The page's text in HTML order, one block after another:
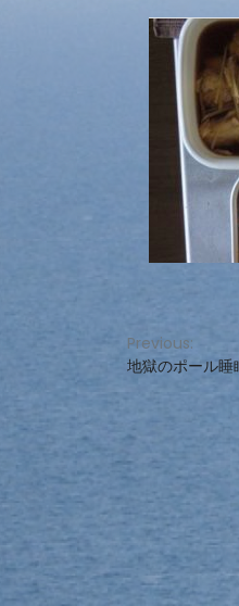
投
稿
ナ
ビ
ゲ
ー
シ
Previous:
地獄のポール睡